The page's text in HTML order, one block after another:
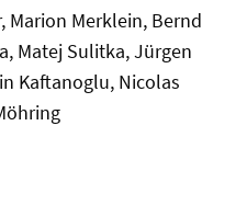
Marion Merklein, Bernd
Matej Sulitka, Jürgen
Kaftanoglu, Nicolas